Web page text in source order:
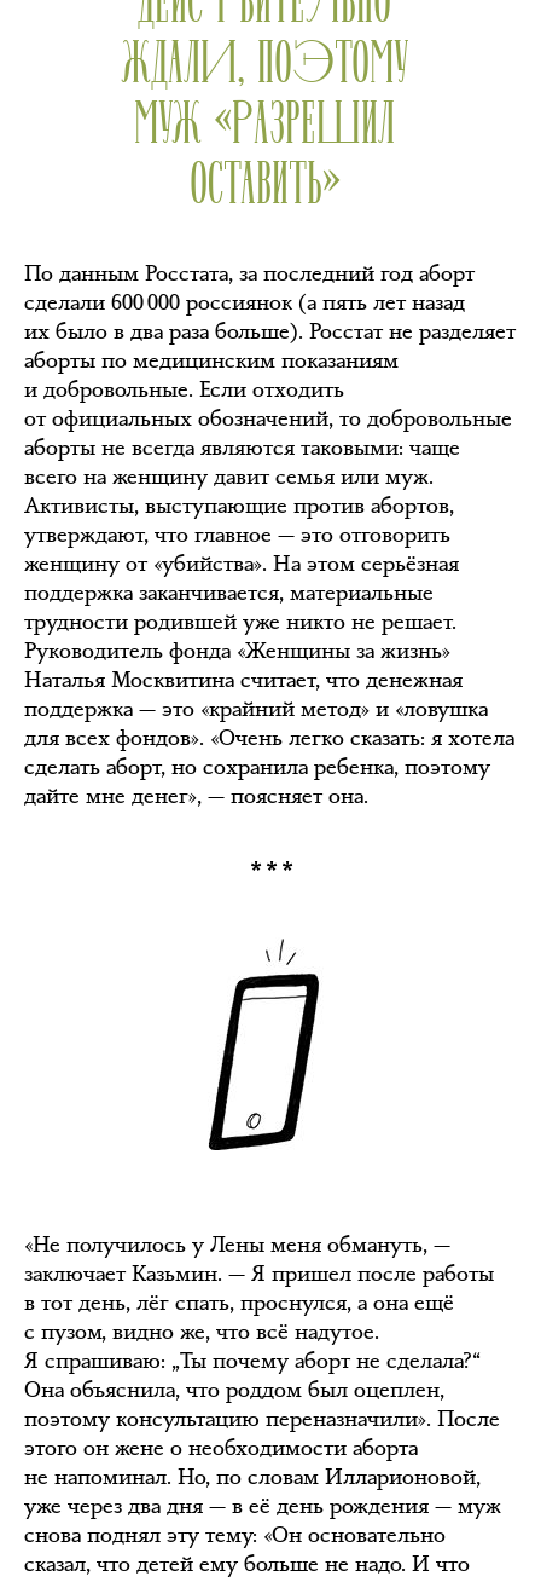
ЖДАЛИ, ПОЭТОМУ
МУЖ «РАЗРЕШИЛ
ОСТАВИТЬ»
По данным Росстата, за последний год аборт
сделали 600 000 россиянок (а пять лет назад
их было в два раза больше). Росстат не разделяет
аборты по медицинским показаниям
и добровольные. Если отходить
от официальных обозначений, то добровольные
аборты не всегда являются таковыми: чаще
всего на женщину давит семья или муж.
Активисты, выступающие против абортов,
утверждают, что главное — это отговорить
женщину от «убийства». На этом серьёзная
поддержка заканчивается, материальные
трудности родившей уже никто не решает.
Руководитель фонда «Женщины за жизнь»
Наталья Москвитина считает, что денежная
поддержка — это «крайний метод» и «ловушка
для всех фондов». «Очень легко сказать: я хотела
сделать аборт, но сохранила ребенка, поэтому
дайте мне денег», — поясняет она.
***
«Не получилось у Лены меня обмануть, —
заключает Казьмин. — Я пришел после работы
в тот день, лёг спать, проснулся, а она ещё
с пузом, видно же, что всё надутое.
Я спрашиваю: „Ты почему аборт не сделала?“
Она объяснила, что роддом был оцеплен,
поэтому консультацию переназначили». После
этого он жене о необходимости аборта
не напоминал. Но, по словам Илларионовой,
уже через два дня — в её день рождения — муж
снова поднял эту тему: «Он основательно
сказал, что детей ему больше не надо. И что